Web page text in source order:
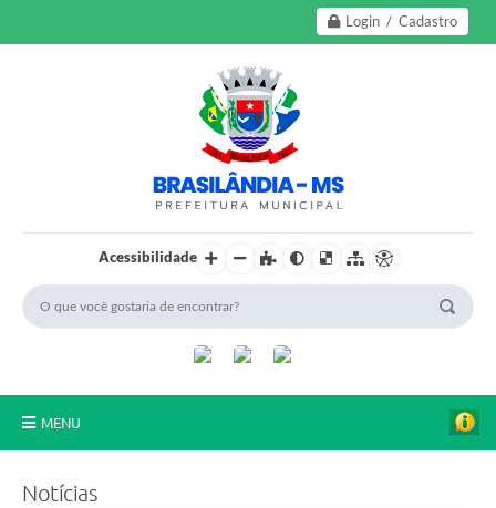
Login / Cadastro
Acessibilidade
MENU
Notícias